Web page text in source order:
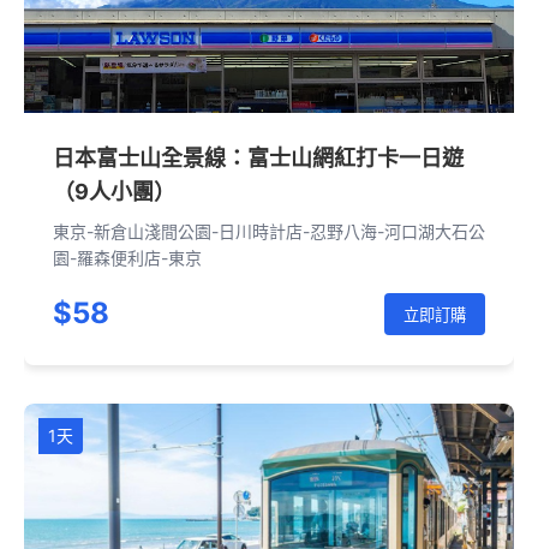
日本富士山全景線：富士山網紅打卡一日遊
（9人小團）
東京-新倉山淺間公園-日川時計店-忍野八海-河口湖大石公
園-羅森便利店-東京
$58 立即訂購
1天